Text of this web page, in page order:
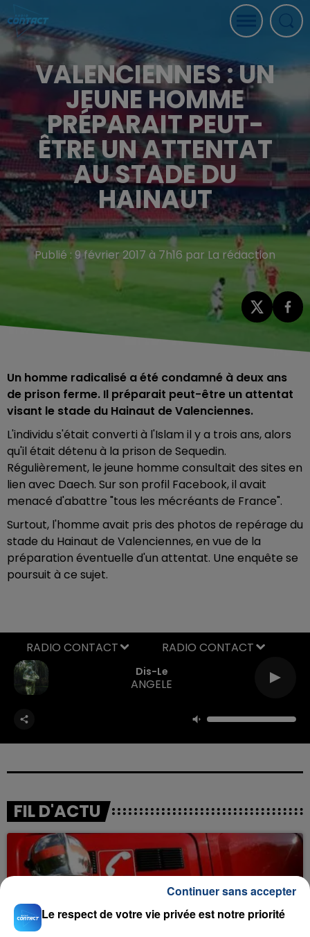
VALENCIENNES : UN
JEUNE HOMME
PRÉPARAIT PEUT-
ÊTRE UN ATTENTAT
AU STADE DU
HAINAUT
Publié : 9 février 2017 à 7h16 par La rédaction
Un homme radicalisé a été condamné à deux ans
de prison ferme. Il préparait peut-être un attentat
visant le stade du Hainaut de Valenciennes.
L'individu s'était converti à l'Islam il y a trois ans, alors
qu'il était détenu à la prison de Sequedin.
Régulièrement, le jeune homme consultait des sites en
lien avec Daech. Sur son profil Facebook, il avait
menacé d'abattre "tous les mécréants de France".
Surtout, l'homme avait pris des photos de repérage du
stade du Hainaut de Valenciennes, en vue de la
préparation éventuelle d'un attentat. Une enquête se
poursuit à ce sujet.
Dis-Le
ANGELE
RADIO CONTACT
FIL D'ACTU
Le respect de votre vie privée est notre priorité
Continuer sans accepter